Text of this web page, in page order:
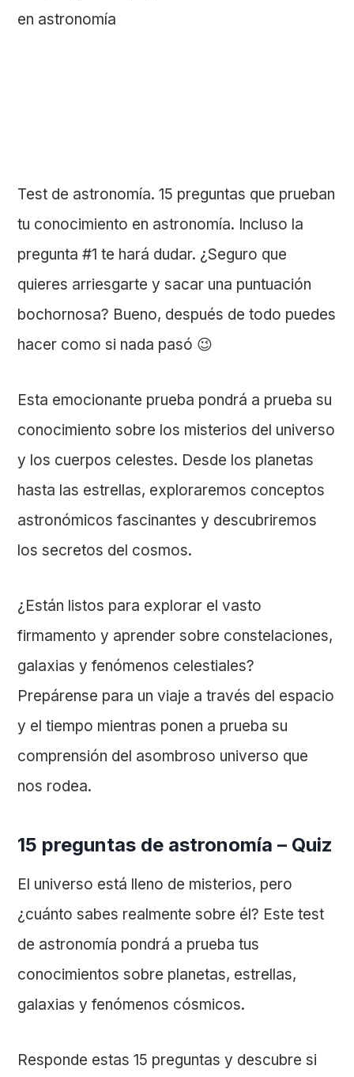
Test de astronomía. 15 preguntas que prueban
tu conocimiento en astronomía. Incluso la
pregunta #1 te hará dudar. ¿Seguro que
quieres arriesgarte y sacar una puntuación
bochornosa? Bueno, después de todo puedes
hacer como si nada pasó 😉
Esta emocionante prueba pondrá a prueba su
conocimiento sobre los misterios del universo
y los cuerpos celestes. Desde los planetas
hasta las estrellas, exploraremos conceptos
astronómicos fascinantes y descubriremos
los secretos del cosmos.
¿Están listos para explorar el vasto
firmamento y aprender sobre constelaciones,
galaxias y fenómenos celestiales?
Prepárense para un viaje a través del espacio
y el tiempo mientras ponen a prueba su
comprensión del asombroso universo que
nos rodea.
15 preguntas de astronomía – Quiz
El universo está lleno de misterios, pero
¿cuánto sabes realmente sobre él? Este test
de astronomía pondrá a prueba tus
conocimientos sobre planetas, estrellas,
galaxias y fenómenos cósmicos.
Responde estas 15 preguntas y descubre si